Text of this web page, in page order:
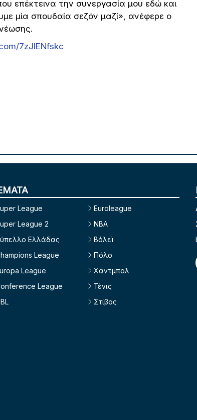
επέκτεινα την συνεργασία μου εδώ και
μία σπουδαία σεζόν μαζί», ανέφερε ο
7zJlENfskc
League
League 2
Ελλάδας
League
League
League
Euroleague
NBA
Βόλεϊ
Πόλο
Χάντμπολ
Τένις
Στίβος